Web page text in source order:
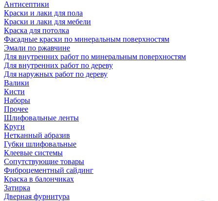
Антисептики
Краски и лаки для пола
Краски и лаки для мебели
Краска для потолка
Фасадные краски по минеральным поверхностям
Эмали по ржавчине
Для внутренних работ по минеральным поверхностям
Для внутренних работ по дереву
Для наружных работ по дереву
Валики
Кисти
Наборы
Прочее
Шлифовальные ленты
Круги
Нетканный абразив
Губки шлифовальные
Клеевые системы
Сопутствующие товары
Фиброцементный сайдинг
Краска в балончиках
Затирка
Дверная фурнитура